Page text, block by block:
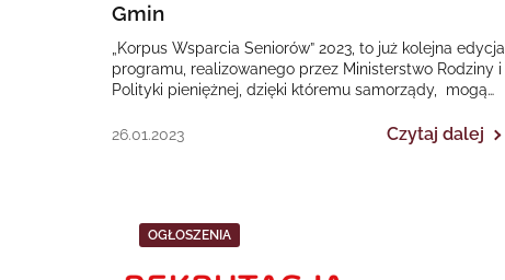
Gmin
„Korpus Wsparcia Seniorów” 2023, to już kolejna edycja
programu, realizowanego przez Ministerstwo Rodziny i
Polityki pieniężnej, dzięki któremu samorządy, mogą
26.01.2023
Czytaj dalej
OGŁOSZENIA